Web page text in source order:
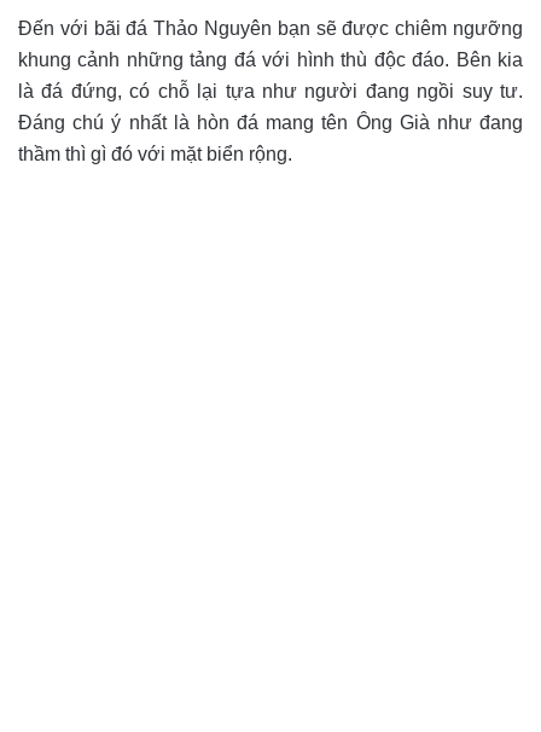
Đến với bãi đá Thảo Nguyên bạn sẽ được chiêm ngưỡng
khung cảnh những tảng đá với hình thù độc đáo. Bên kia
là đá đứng, có chỗ lại tựa như người đang ngồi suy tư.
Đáng chú ý nhất là hòn đá mang tên Ông Già như đang
thầm thì gì đó với mặt biển rộng.